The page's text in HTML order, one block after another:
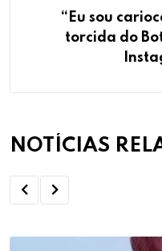
“Eu sou
torcida do
NOTÍCIAS